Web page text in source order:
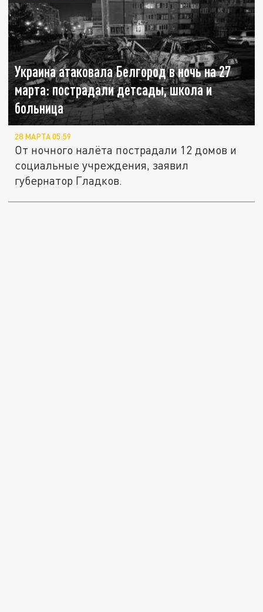
Украина атаковала Белгород в ночь на 27
марта: пострадали детсады, школа и
больница
28 МАРТА 05:59
От ночного налёта пострадали 12 домов и
социальные учреждения, заявил
губернатор Гладков.